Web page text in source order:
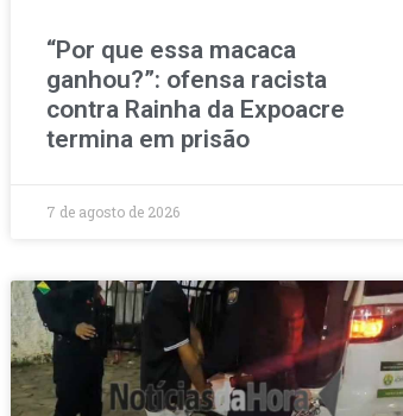
“Por que essa macaca
ganhou?”: ofensa racista
contra Rainha da Expoacre
termina em prisão
7 de agosto de 2026